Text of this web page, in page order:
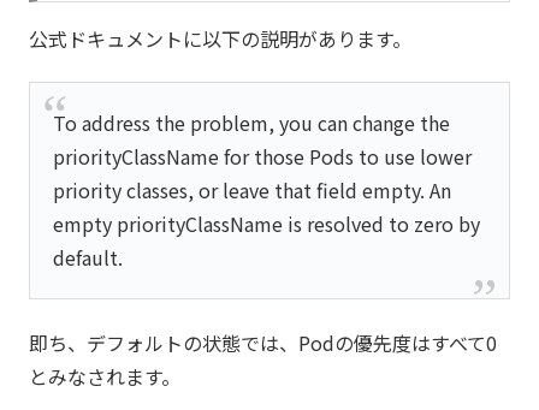
公式ドキュメントに以下の説明があります。
To address the problem, you can change the
priorityClassName for those Pods to use lower
priority classes, or leave that field empty. An
empty priorityClassName is resolved to zero by
default.
即ち、デフォルトの状態では、Podの優先度はすべて0
とみなされます。